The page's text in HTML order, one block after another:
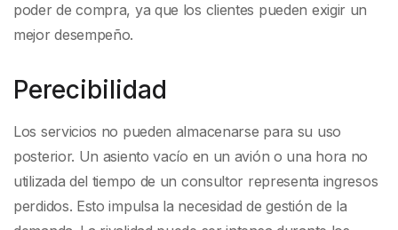
poder de compra, ya que los clientes pueden exigir un
mejor desempeño.
Perecibilidad
Los servicios no pueden almacenarse para su uso
posterior. Un asiento vacío en un avión o una hora no
utilizada del tiempo de un consultor representa ingresos
perdidos. Esto impulsa la necesidad de gestión de la